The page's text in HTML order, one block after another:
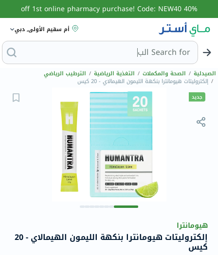
40% off 1st online pharmacy purchase! Code: NEW40
أم سقيم الأولى, دبي
Search for البحث عن مزيل عرق
الصيدلية / الصحة والمكملات / التغذية الرياضية / الترطيب الرياضي
/ إلكتروليتات هيومانترا بنكهة الليمون الهيمالاي - 20 كيس
جديد
هيومانترا
إلكتروليتات هيومانترا بنكهة الليمون الهيمالاي - 20
كيس